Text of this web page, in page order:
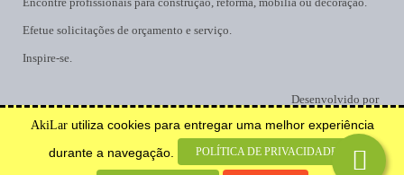
Efetue solicitações de orçamento e serviço.
Inspire-se.
Desenvolvido por
AkiLarutiliza cookies para entregar uma melhor experiência
durante a navegação.
POLÍTICA DE PRIVACIDADE